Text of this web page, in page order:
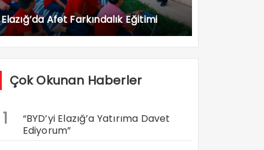
Elazığ’da Afet Farkındalık Eğitimi
Çok Okunan Haberler
1
“BYD’yi Elazığ’a Yatırıma Davet
Ediyorum”